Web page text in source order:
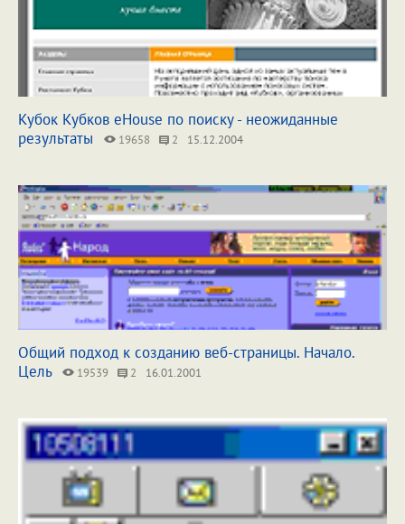
Кубок Кубков eHouse по поиску - неожиданные
результаты
19658 2 15.12.2004
Общий подход к созданию веб-страницы. Начало.
Цель
19539 2 16.01.2001